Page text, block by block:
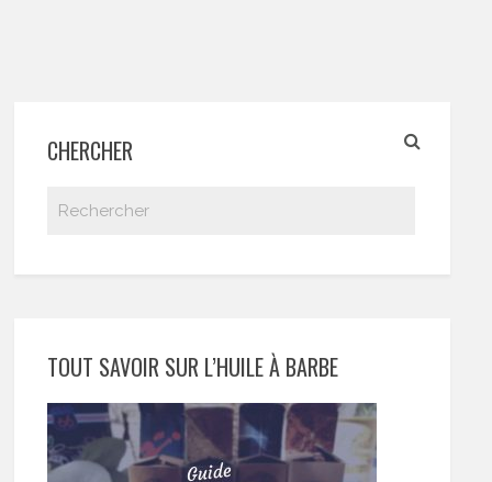
CHERCHER
TOUT SAVOIR SUR L’HUILE À BARBE